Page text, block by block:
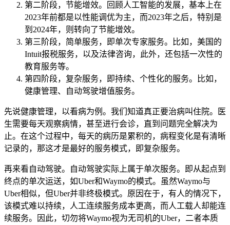
第二阶段，节能增效。回顾人工智能的发展，基本上在
2023年前都是以性能调优为主，而2023年之后，特别是
到2024年，则转向了节能增效。
第三阶段，简单服务，即单次专家服务。比如，美国的
Intuit报税服务，以及法律咨询，此外，还包括一次性的
教育服务等。
第四阶段，复杂服务，即持续、个性化的服务。比如，
健康管理、自动驾驶增值服务。
先说健康管理，以看病为例。我们知道真正要治病叫住院。医
生需要每天观察病情，甚至进行会诊，直到问题完全解决为
止。在这个过程中，每天的病历是累积的，病程变化是有清晰
记录的，那这才是最好的服务模式，即复杂服务。
再来看自动驾驶。自动驾驶实际上属于单次服务。即从起点到
终点的单次运送，如Uber和Waymo的模式。虽然Waymo与
Uber相似，但Uber并非终极模式。原因在于，有人的情况下，
该模式难以持续，人工连续服务成本更高，而人工载人却能连
续服务。因此，切勿将Waymo视为无司机的Uber，二者本质